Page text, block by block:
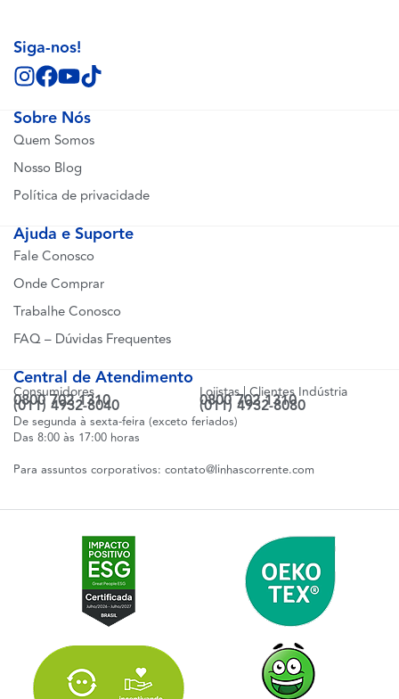
Sobre Nós
Quem Somos
Nosso Blog
Política de privacidade
Ajuda e Suporte
Fale Conosco
Onde Comprar
Trabalhe Conosco
FAQ – Dúvidas Frequentes
Central de Atendimento
Consumidores
0800 702 1310
(011) 4932-8040
Lojistas | Clientes Indústria
0800 702 1310
(011) 4932-8080
De segunda à sexta-feira (exceto feriados)
Das 8:00 às 17:00 horas
Para assuntos corporativos: contato@linhascorrente.com
Siga-nos!